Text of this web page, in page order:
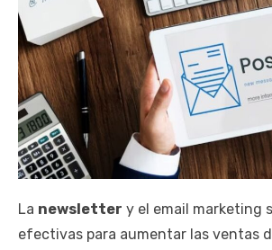
La newsletter y el email marketing
efectivas para aumentar las ventas